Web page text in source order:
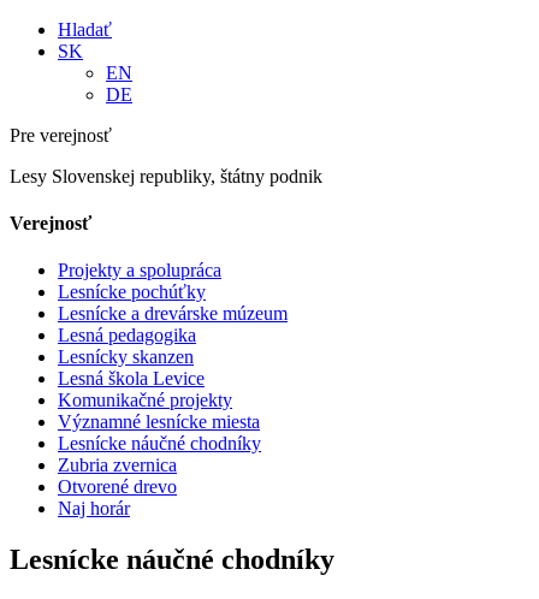
Hladať
SK
EN
DE
Pre verejnosť
Lesy Slovenskej republiky, štátny podnik
Verejnosť
Projekty a spolupráca
Lesnícke pochúťky
Lesnícke a drevárske múzeum
Lesná pedagogika
Lesnícky skanzen
Lesná škola Levice
Komunikačné projekty
Významné lesnícke miesta
Lesnícke náučné chodníky
Zubria zvernica
Otvorené drevo
Naj horár
Lesnícke náučné chodníky